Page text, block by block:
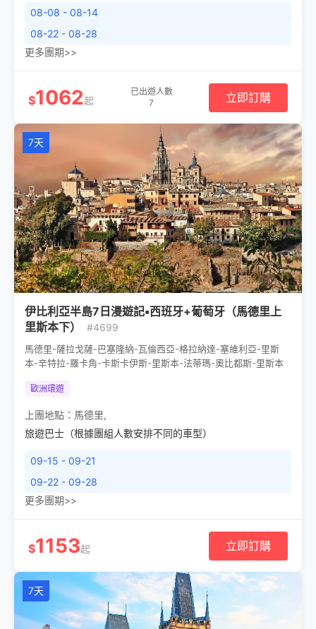
08-08 - 08-14
08-22 - 08-28
更多團期>>
$1062起
已出遊人數
7
立即訂購
7天
伊比利亞半島7日漫遊記▪西班牙+葡萄牙（馬德里上
里斯本下）
#4699
馬德里-薩拉戈薩-巴塞隆納-瓦倫西亞-格拉納達-塞維利亞-里斯
本-辛特拉-羅卡角-卡斯卡伊斯-里斯本-法蒂瑪-奧比都斯-里斯本
歐洲環遊
上團地點： 馬德里,
旅遊巴士（根據團組人數安排不同的車型）
09-15 - 09-21
09-22 - 09-28
更多團期>>
$1153起 立即訂購
7天